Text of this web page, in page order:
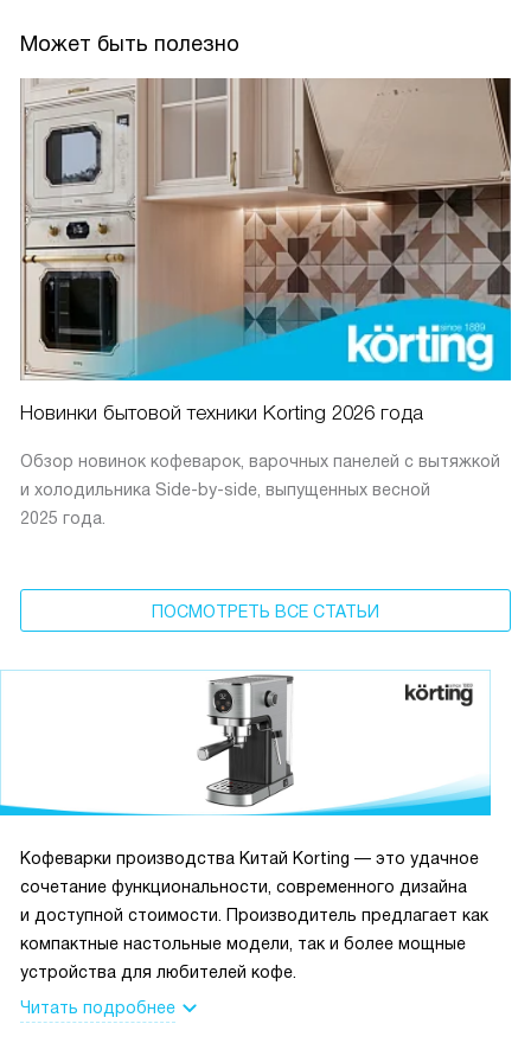
Может быть полезно
Новинки бытовой техники Korting 2026 года
Обзор новинок кофеварок, варочных панелей с вытяжкой
и холодильника Side-by-side, выпущенных весной
2025 года.
ПОСМОТРЕТЬ ВСЕ СТАТЬИ
Кофеварки производства Китай Korting — это удачное
сочетание функциональности, современного дизайна
и доступной стоимости. Производитель предлагает как
компактные настольные модели, так и более мощные
устройства для любителей кофе.
Читать подробнее